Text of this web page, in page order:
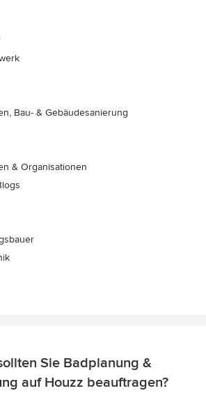
Bau- & Gebäudesanierung
& Organisationen
Sie Badplanung &
auf Houzz beauftragen?